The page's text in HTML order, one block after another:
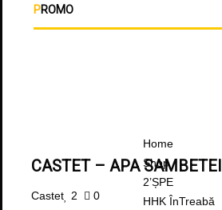
CASTET – APA SAMBETEI
Castet 2
0
PROMO
Home
Shop
2’ȘPE
HHK ÎnTreabă